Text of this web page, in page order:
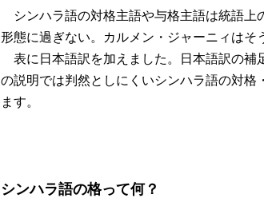
シンハラ語の対格主語や与格主語は統語上
形態に過ぎない。カルメン・ジャーニィはそ
表に日本語訳を加えました。日本語訳の補
の説明では判然としにくいシンハラ語の対
ます。
シンハラ語の格って何？